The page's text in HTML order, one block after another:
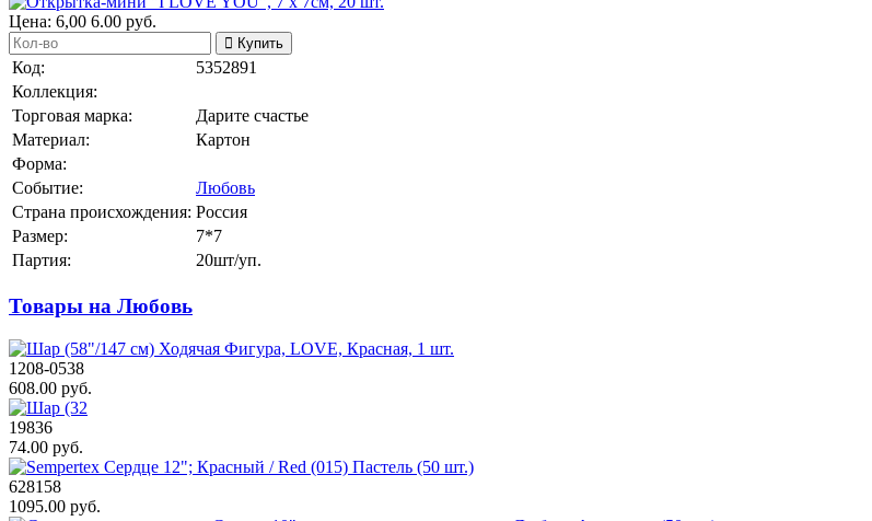
Цена: 6,00 6.00 руб.
Купить
Код:
5352891
Коллекция:
Торговая марка:
Дарите счастье
Материал:
Картон
Форма:
Событие:
Любовь
Страна происхождения: Россия
Размер:
7*7
Партия:
20шт/уп.
Товары на Любовь
1208-0538
608.00 руб.
19836
74.00 руб.
628158
1095.00 руб.